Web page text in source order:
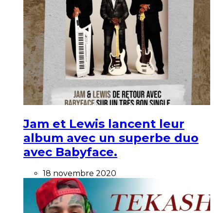
Jam et Lewis lancent leur
album avec un superbe duo
avec Babyface.
18 novembre 2020